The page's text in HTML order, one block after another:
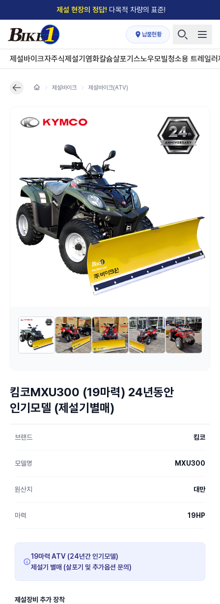
제설 현장의 정답! 다목적 차량의 표준!
제설장비 납품현황안내 →
'국내 유일'의 특허 제설 시스템보유기업
전국이 선택한제설·다목적 장비 전문기업
납품현황
제설바이크자주식제설기 염화칼슘살포기 스노우모빌청소용 트레일러
제설바이크 제설바이크(ATV)
킴코MXU300 (19마력) 24년동안
인기모델 (제설기별매)
브랜드 킴코
모델명 MXU300
원산지 대만
마력 19HP
19마력 ATV (24년간 인기모델)
제설기 별매 (살포기 및 추가옵션 문의)
제설장비 추가 장착